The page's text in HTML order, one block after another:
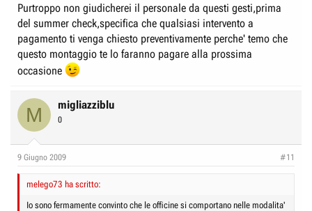
Purtroppo non giudicherei il personale da questi gesti,prima
del summer check,specifica che qualsiasi intervento a
pagamento ti venga chiesto preventivamente perche' temo che
questo montaggio te lo faranno pagare alla prossima
occasione
M migliazziblu
0
9 Giugno 2009 #11
melego73 ha scritto:
Io sono fermamente convinto che le officine si comportano nelle modalita'